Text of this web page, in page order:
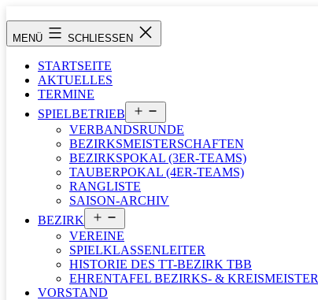
Inhalt
springen
Tischtennisbezirk
Tauberbischofsheim
MENÜ SCHLIESSEN
STARTSEITE
AKTUELLES
TERMINE
SPIELBETRIEB
öffnen
VERBANDSRUNDE
BEZIRKSMEISTERSCHAFTEN
BEZIRKSPOKAL (3ER-TEAMS)
TAUBERPOKAL (4ER-TEAMS)
RANGLISTE
SAISON-ARCHIV
BEZIRK
öffnen
VEREINE
SPIELKLASSENLEITER
HISTORIE DES TT-BEZIRK TBB
EHRENTAFEL BEZIRKS- & KREISMEISTER
VORSTAND